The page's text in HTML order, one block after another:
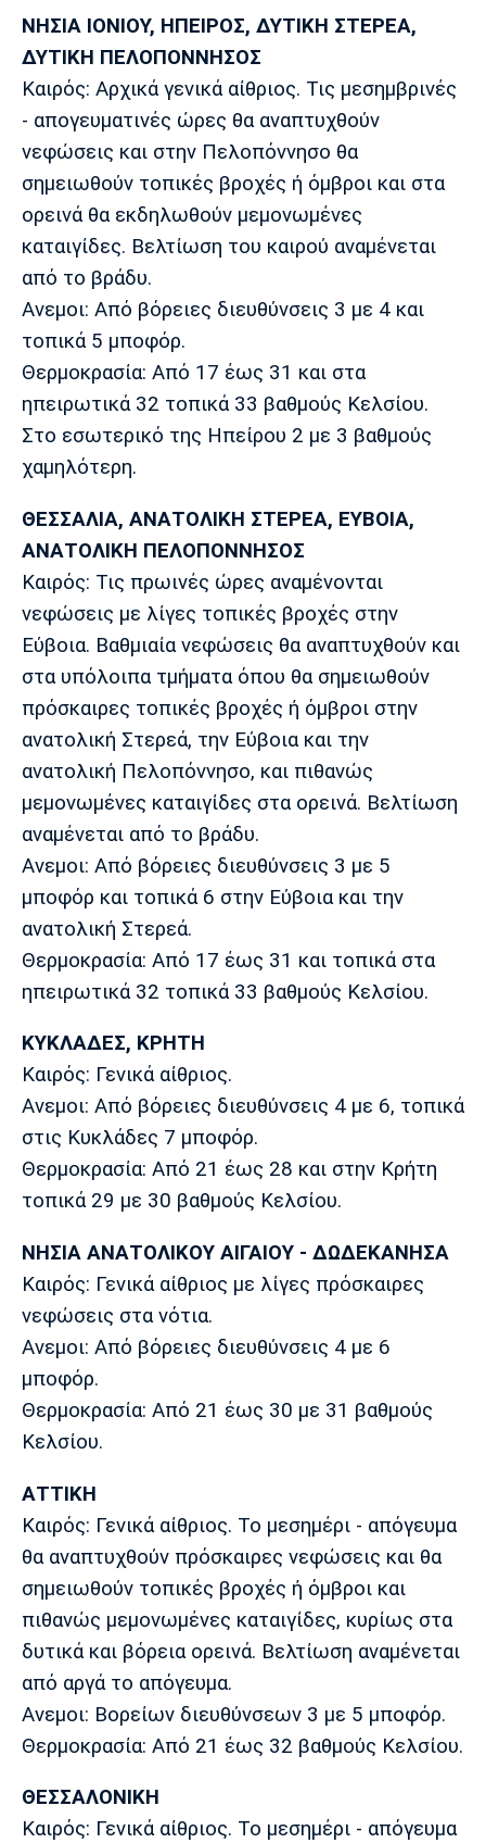
ΝΗΣΙΑ ΙΟΝΙΟΥ, ΗΠΕΙΡΟΣ, ΔΥΤΙΚΗ ΣΤΕΡΕΑ,
ΔΥΤΙΚΗ ΠΕΛΟΠΟΝΝΗΣΟΣ
Καιρός: Αρχικά γενικά αίθριος. Τις μεσημβρινές
- απογευματινές ώρες θα αναπτυχθούν
νεφώσεις και στην Πελοπόννησο θα
σημειωθούν τοπικές βροχές ή όμβροι και στα
ορεινά θα εκδηλωθούν μεμονωμένες
καταιγίδες. Βελτίωση του καιρού αναμένεται
από το βράδυ.
Ανεμοι: Από βόρειες διευθύνσεις 3 με 4 και
τοπικά 5 μποφόρ.
Θερμοκρασία: Από 17 έως 31 και στα
ηπειρωτικά 32 τοπικά 33 βαθμούς Κελσίου.
Στο εσωτερικό της Ηπείρου 2 με 3 βαθμούς
χαμηλότερη.
ΘΕΣΣΑΛΙΑ, ΑΝΑΤΟΛΙΚΗ ΣΤΕΡΕΑ, ΕΥΒΟΙΑ,
ΑΝΑΤΟΛΙΚΗ ΠΕΛΟΠΟΝΝΗΣΟΣ
Καιρός: Τις πρωινές ώρες αναμένονται
νεφώσεις με λίγες τοπικές βροχές στην
Εύβοια. Βαθμιαία νεφώσεις θα αναπτυχθούν και
στα υπόλοιπα τμήματα όπου θα σημειωθούν
πρόσκαιρες τοπικές βροχές ή όμβροι στην
ανατολική Στερεά, την Εύβοια και την
ανατολική Πελοπόννησο, και πιθανώς
μεμονωμένες καταιγίδες στα ορεινά. Βελτίωση
αναμένεται από το βράδυ.
Ανεμοι: Από βόρειες διευθύνσεις 3 με 5
μποφόρ και τοπικά 6 στην Εύβοια και την
ανατολική Στερεά.
Θερμοκρασία: Από 17 έως 31 και τοπικά στα
ηπειρωτικά 32 τοπικά 33 βαθμούς Κελσίου.
ΚΥΚΛΑΔΕΣ, ΚΡΗΤΗ
Καιρός: Γενικά αίθριος.
Ανεμοι: Από βόρειες διευθύνσεις 4 με 6, τοπικά
στις Κυκλάδες 7 μποφόρ.
Θερμοκρασία: Από 21 έως 28 και στην Κρήτη
τοπικά 29 με 30 βαθμούς Κελσίου.
ΝΗΣΙΑ ΑΝΑΤΟΛΙΚΟΥ ΑΙΓΑΙΟΥ - ΔΩΔΕΚΑΝΗΣΑ
Καιρός: Γενικά αίθριος με λίγες πρόσκαιρες
νεφώσεις στα νότια.
Ανεμοι: Από βόρειες διευθύνσεις 4 με 6
μποφόρ.
Θερμοκρασία: Από 21 έως 30 με 31 βαθμούς
Κελσίου.
ΑΤΤΙΚΗ
Καιρός: Γενικά αίθριος. Το μεσημέρι - απόγευμα
θα αναπτυχθούν πρόσκαιρες νεφώσεις και θα
σημειωθούν τοπικές βροχές ή όμβροι και
πιθανώς μεμονωμένες καταιγίδες, κυρίως στα
δυτικά και βόρεια ορεινά. Βελτίωση αναμένεται
από αργά το απόγευμα.
Ανεμοι: Βορείων διευθύνσεων 3 με 5 μποφόρ.
Θερμοκρασία: Από 21 έως 32 βαθμούς Κελσίου.
ΘΕΣΣΑΛΟΝΙΚΗ
Καιρός: Γενικά αίθριος. Το μεσημέρι - απόγευμα